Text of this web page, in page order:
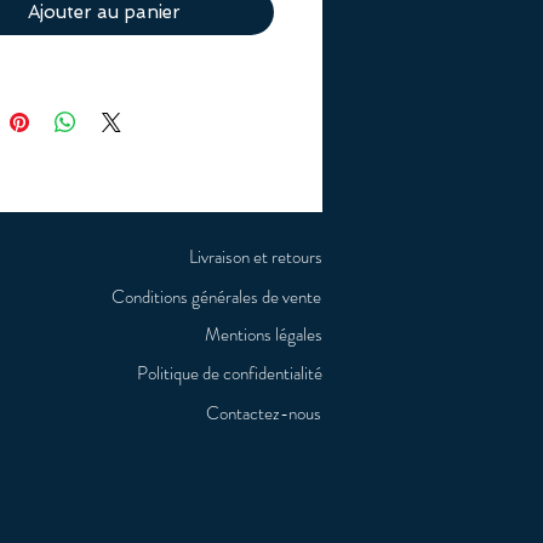
Ajouter au panier
Livraison et retours
Conditions générales de vente
Mentions légales
Politique de confidentialité
Contactez-nous